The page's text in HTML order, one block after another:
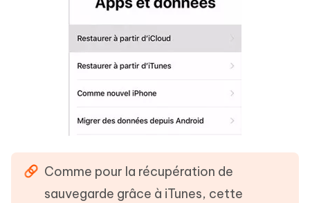
Comme pour la récupération de
sauvegarde grâce à iTunes, cette